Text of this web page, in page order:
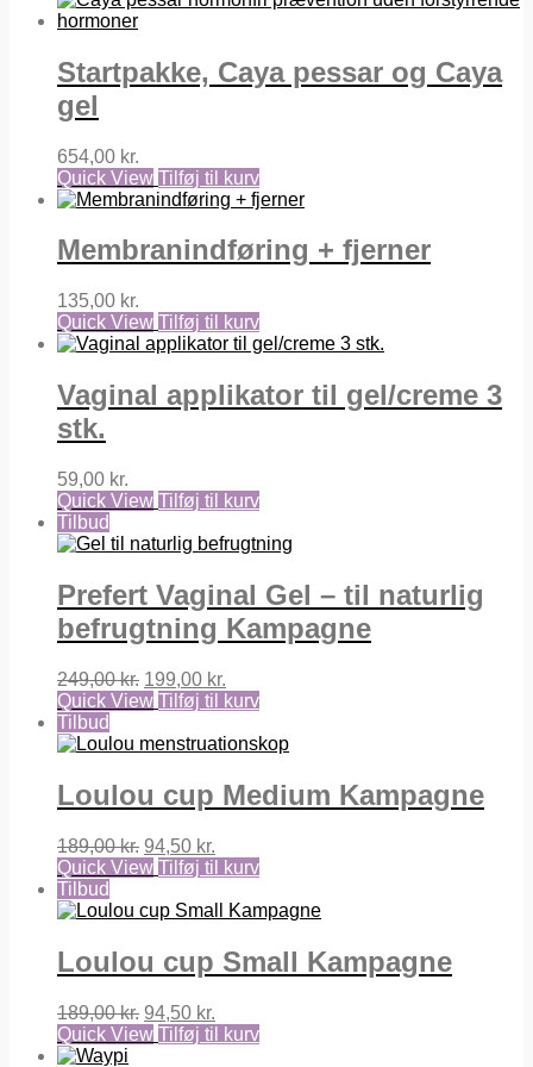
Startpakke, Caya pessar og Caya
gel
654,00 kr.
Quick View Tilføj til kurv
Membranindføring + fjerner
135,00 kr.
Quick View Tilføj til kurv
Vaginal applikator til gel/creme 3
stk.
59,00 kr.
Quick View Tilføj til kurv
Tilbud
Prefert Vaginal Gel – til naturlig
befrugtning Kampagne
249,00kr. Den
oprindelige
var:
199,00 kr.
aktuelle
er:
Quick View Tilføj til kurv
Tilbud
Loulou cup Medium Kampagne
189,00kr. Den
oprindelige
var:
94,50 kr.
aktuelle
er:
Quick View Tilføj til kurv
Tilbud
Loulou cup Small Kampagne
189,00kr. Den
oprindelige
94,50 kr.
aktuelle
Quick View Tilføj til kurv